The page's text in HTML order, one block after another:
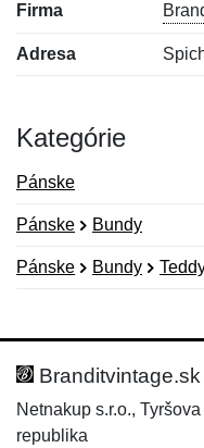
Firma
Adresa
Kategórie
Pánske
Pánske Bundy
Pánske Bundy
Hodnotenie:
Meno:
Branditvintage.sk
Netnakup s.r.o.,
republika